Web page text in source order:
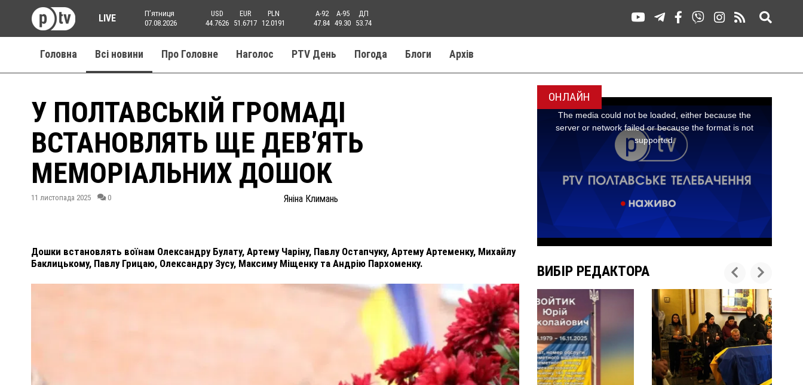
LIVE
Пʼятниця
07.08.2026
USD
44.7626
EUR
51.6717
PLN
12.0191
A-92
47.84
A-95
49.30
ДП
53.74
Головна Всі новини Про Головне Наголос PTV День Погода Блоги Aрхів
У ПОЛТАВСЬКІЙ ГРОМАДІ
ВСТАНОВЛЯТЬ ЩЕ ДЕВ’ЯТЬ
МЕМОРІАЛЬНИХ ДОШОК
11 листопада 2025 0 Яніна Климань
Дошки встановлять воїнам Олександру Булату, Артему Чаріну, Павлу Остапчуку, Артему Артеменку, Михайлу
Баклицькому, Павлу Грицаю, Олександру Зусу, Максиму Міщенку та Андрію Пархоменку.
ОНЛАЙН
ВИБІР РЕДАКТОРА